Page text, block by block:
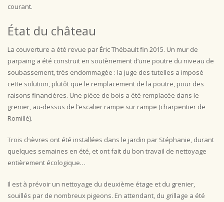
courant.
État du château
La couverture a été revue par Éric Thébault fin 2015. Un mur de
parpaing a été construit en soutènement d’une poutre du niveau de
soubassement, très endommagée : la juge des tutelles a imposé
cette solution, plutôt que le remplacement de la poutre, pour des
raisons financières. Une pièce de bois a été remplacée dans le
grenier, au-dessus de l’escalier rampe sur rampe (charpentier de
Romillé).
Trois chèvres ont été installées dans le jardin par Stéphanie, durant
quelques semaines en été, et ont fait du bon travail de nettoyage
entièrement écologique…
Il est à prévoir un nettoyage du deuxième étage et du grenier,
souillés par de nombreux pigeons. En attendant, du grillage a été